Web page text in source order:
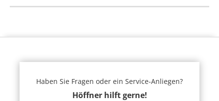
Haben Sie Fragen oder ein Service-Anliegen?
Höffner hilft gerne!